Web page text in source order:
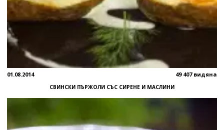
01.08.2014 49 407 видяна
СВИНСКИ ПЪРЖОЛИ СЪС СИРЕНЕ И МАСЛИНИ